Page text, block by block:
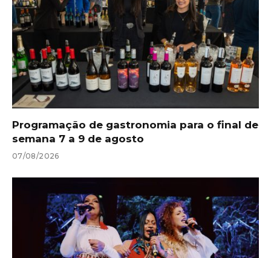
Programação de gastronomia para o final de
semana 7 a 9 de agosto
07/08/2026